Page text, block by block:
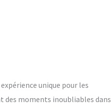
unique pour les
moments inoubliables dans